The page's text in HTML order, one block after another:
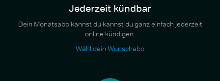
Jederzeit kündbar
Dein Monatsabo kannst du kannst du ganz einfach jederzeit
online kündigen.
Wähl dein Wunschabo